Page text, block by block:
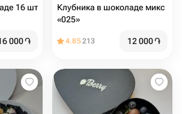
16 шт
000֏
Клубника в шоколаде микс
«025»
4.85213 12 000֏